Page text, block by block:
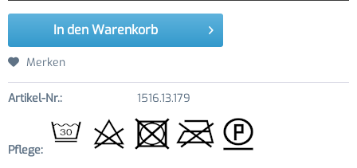
In den Warenkorb
Merken
Artikel-Nr.: 1516.13.179
Pflege: